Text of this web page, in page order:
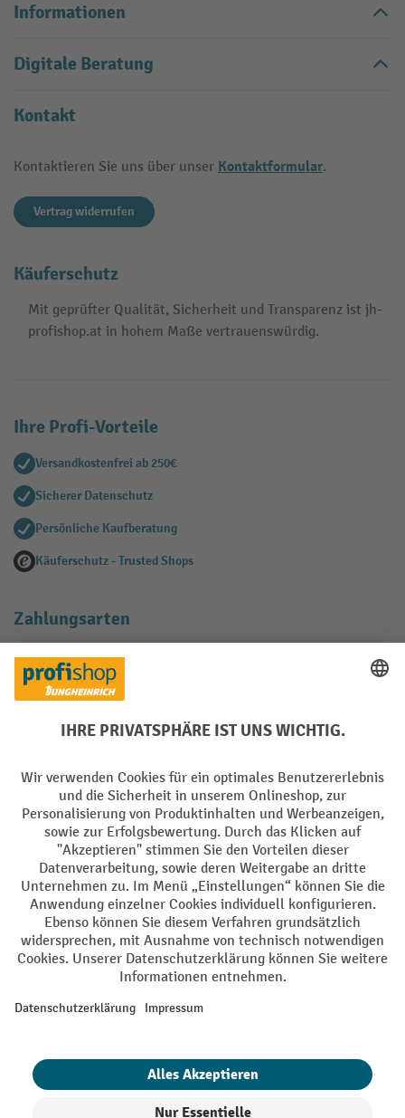
Informationen
Digitale Beratung
Kontakt
Kontaktieren Sie uns über unser Kontaktformular.
Vertrag widerrufen
Käuferschutz
Mit geprüfter Qualität, Sicherheit und Transparenz ist jh-
profishop.at in hohem Maße vertrauenswürdig.
Ihre Profi-Vorteile
Versandkostenfrei ab 250€
Sicherer Datenschutz
Persönliche Kaufberatung
Käuferschutz - Trusted Shops
Zahlungsarten
Creditcard (Master)
Facebook
YouTube
LinkedIn
Instagram
AGB Impressum Datenschutz
Barrierefreiheit Privacy Settings
Alle Preise exkl. gesetzl. Mehrwertsteuer zzgl.Versandkosten
¹ Der Rabatt gilt so lange der Vorrat reicht. Der Rabatt gilt nicht auf
oder Gutscheinen ist nicht möglich. | ² Der Rabatt wird einmalig bei
Erstregistrierung für den Newsletter gewährt. Der Gutschein ist 10
Tage gültig und kann ab einem Netto-Bestellwert von 250,- € online
eingelöst werden. Die Höhe des Rabatts variiert je nach